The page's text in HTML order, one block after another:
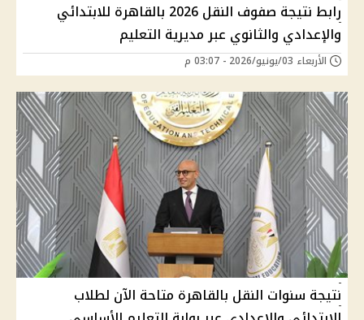
رابط نتيجة صفوف النقل 2026 بالقاهرة للابتدائي
والإعدادي والثانوي عبر مديرية التعليم
الأربعاء 03/يونيو/2026 - 03:07 م
نتيجة سنوات النقل بالقاهرة متاحة الآن لطلاب